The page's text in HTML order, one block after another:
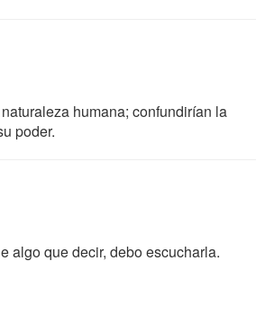
humana; confundirían la
poder.
algo que decir, debo escucharla.